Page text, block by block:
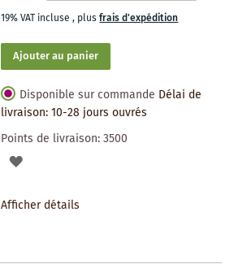
19% VAT incluse, plusfrais d'expédition
Ajouter au panier
Disponible sur commande Délai de
livraison: 10-28 jours ouvrés
Points de livraison:3500
AJOUTER
Afficher détails